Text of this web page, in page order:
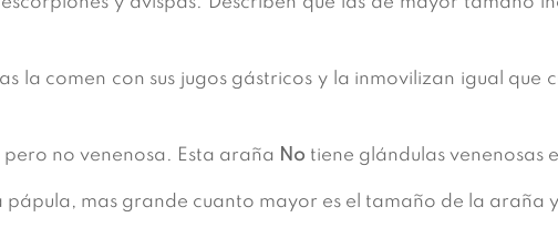
la comen con sus jugos gástricos y la inmovilizan igual
pero no venenosa. Esta araña No tiene glándulas venenosas
pápula, mas grande cuanto mayor es el tamaño de la araña